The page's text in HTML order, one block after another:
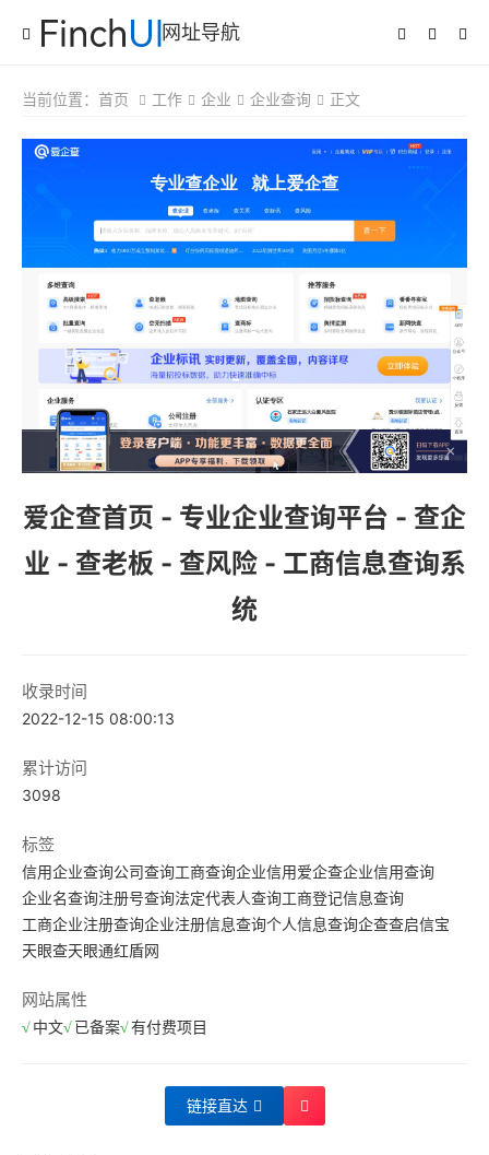
网址导航
当前位置： 首页 工作 企业 企业查询 正文
爱企查首页 - 专业企业查询平台 - 查企
业 - 查老板 - 查风险 - 工商信息查询系
统
收录时间
2022-12-15 08:00:13
累计访问
3098
标签
信用企业查询公司查询工商查询企业信用爱企查企业信用查询
企业名查询注册号查询法定代表人查询工商登记信息查询
工商企业注册查询企业注册信息查询个人信息查询企查查启信宝
天眼查天眼通红盾网
网站属性
中文 已备案 有付费项目
链接直达